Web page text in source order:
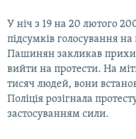
У ніч з 19 на 20 лютого
підсумків голосування
Пашинян закликав
вийти на протести. На
тисяч людей, вони
Поліція розігнала
застосуванням сили.